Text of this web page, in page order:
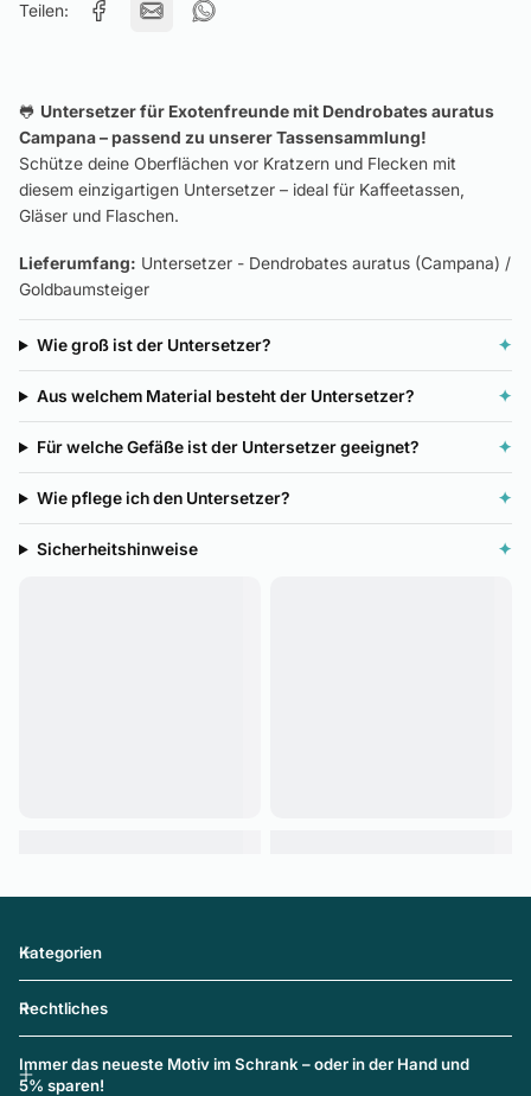
Teilen:
🐸 Untersetzer für Exotenfreunde mit Dendrobates auratus
Campana – passend zu unserer Tassensammlung!
Schütze deine Oberflächen vor Kratzern und Flecken mit
diesem einzigartigen Untersetzer – ideal für Kaffeetassen,
Gläser und Flaschen.
Lieferumfang: Untersetzer - Dendrobates auratus (Campana) /
Goldbaumsteiger
Wie groß ist der Untersetzer? ✦
Aus welchem Material besteht der Untersetzer? ✦
Für welche Gefäße ist der Untersetzer geeignet? ✦
Wie pflege ich den Untersetzer? ✦
Sicherheitshinweise ✦
Kategorien
Rechtliches
Immer das neueste Motiv im Schrank – oder in der Hand und
5% sparen!